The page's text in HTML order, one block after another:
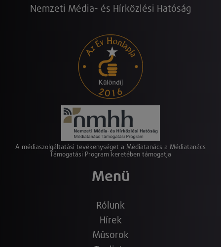
Nemzeti Média- és Hírközlési Hatóság
A médiaszolgáltatási tevékenységet a Médiatanács a Médiatanács
Támogatási Program keretében támogatja
Menü
Rólunk
Hírek
Műsorok